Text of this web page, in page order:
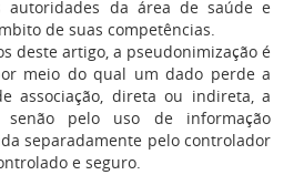
autoridades da área de saúde e
de suas competências.
deste artigo, a pseudonimização é
meio do qual um dado perde a
associação, direta ou indireta, a
senão pelo uso de informação
separadamente pelo controlador
e seguro.